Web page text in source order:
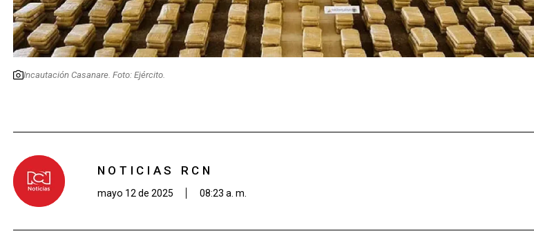
Incautación Casanare. Foto: Ejército.
NOTICIAS RCN
mayo 12 de 2025 08:23 a. m.